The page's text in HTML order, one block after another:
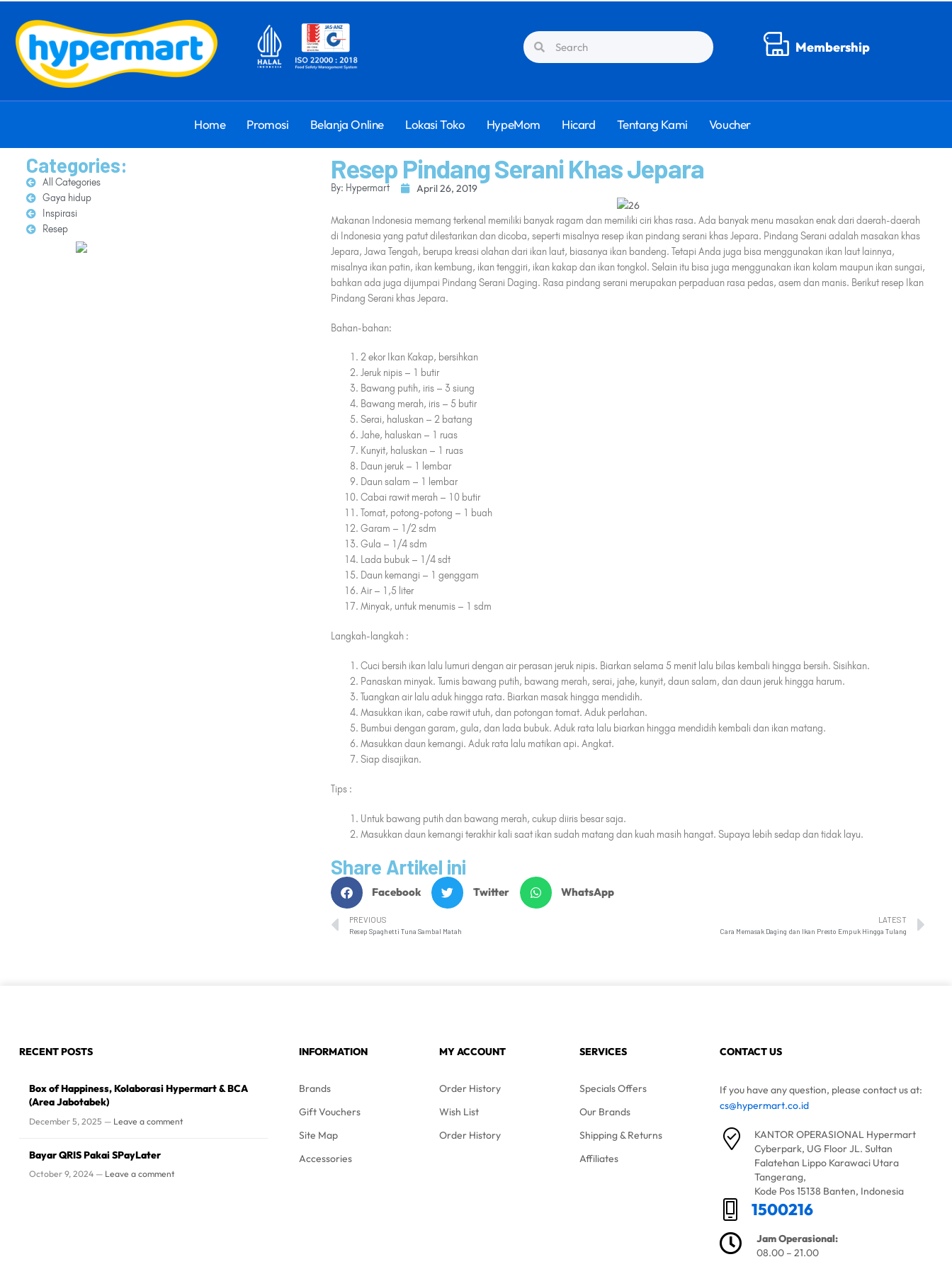
Membership
Home Promosi Belanja Online Lokasi Toko HypeMom Hicard Tentang Kami Voucher
Categories:
All Categories
Gaya hidup
Inspirasi
Resep
Resep Pindang Serani Khas Jepara
By: Hypermart April 26, 2019
Makanan Indonesia memang terkenal memiliki banyak ragam dan memiliki ciri khas rasa. Ada banyak menu masakan enak dari daerah-daerah
di Indonesia yang patut dilestarikan dan dicoba, seperti misalnya resep ikan pindang serani khas Jepara. Pindang Serani adalah masakan khas
Jepara, Jawa Tengah, berupa kreasi olahan dari ikan laut, biasanya ikan bandeng. Tetapi Anda juga bisa menggunakan ikan laut lainnya,
misalnya ikan patin, ikan kembung, ikan tenggiri, ikan kakap dan ikan tongkol. Selain itu bisa juga menggunakan ikan kolam maupun ikan sungai,
bahkan ada juga dijumpai Pindang Serani Daging. Rasa pindang serani merupakan perpaduan rasa pedas, asem dan manis. Berikut resep Ikan
Pindang Serani khas Jepara.
Bahan-bahan:
2 ekor Ikan Kakap, bersihkan
Jeruk nipis – 1 butir
Bawang putih, iris – 3 siung
Bawang merah, iris – 5 butir
Serai, haluskan – 2 batang
Jahe, haluskan – 1 ruas
Kunyit, haluskan – 1 ruas
Daun jeruk – 1 lembar
Daun salam – 1 lembar
Cabai rawit merah – 10 butir
Tomat, potong-potong – 1 buah
Garam – 1/2 sdm
Gula – 1/4 sdm
Lada bubuk – 1/4 sdt
Daun kemangi – 1 genggam
Air – 1,5 liter
Minyak, untuk menumis – 1 sdm
Langkah-langkah :
Cuci bersih ikan lalu lumuri dengan air perasan jeruk nipis. Biarkan selama 5 menit lalu bilas kembali hingga bersih. Sisihkan.
Panaskan minyak. Tumis bawang putih, bawang merah, serai, jahe, kunyit, daun salam, dan daun jeruk hingga harum.
Tuangkan air lalu aduk hingga rata. Biarkan masak hingga mendidih.
Masukkan ikan, cabe rawit utuh, dan potongan tomat. Aduk perlahan.
Bumbui dengan garam, gula, dan lada bubuk. Aduk rata lalu biarkan hingga mendidih kembali dan ikan matang.
Masukkan daun kemangi. Aduk rata lalu matikan api. Angkat.
Siap disajikan.
Tips :
Untuk bawang putih dan bawang merah, cukup diiris besar saja.
Masukkan daun kemangi terakhir kali saat ikan sudah matang dan kuah masih hangat. Supaya lebih sedap dan tidak layu.
Share Artikel ini
Facebook Twitter WhatsApp
PREVIOUS
Resep Spaghetti Tuna Sambal Matah
LATEST
Cara Memasak Daging dan Ikan Presto Empuk Hingga Tulang
RECENT POSTS
Box of Happiness, Kolaborasi Hypermart & BCA
(Area Jabotabek)
December 5, 2025 — Leave a comment
Bayar QRIS Pakai SPayLater
October 9, 2024 — Leave a comment
INFORMATION
Brands
Gift Vouchers
Site Map
Accessories
MY ACCOUNT
Order History
Wish List
Order History
SERVICES
Specials Offers
Our Brands
Shipping & Returns
Affiliates
CONTACT US
If you have any question, please contact us at:
cs@hypermart.co.id
KANTOR OPERASIONAL Hypermart
Cyberpark, UG Floor JL. Sultan
Falatehan Lippo Karawaci Utara
Tangerang,
Kode Pos 15138 Banten, Indonesia
1500216
Jam Operasional:
08.00 – 21.00